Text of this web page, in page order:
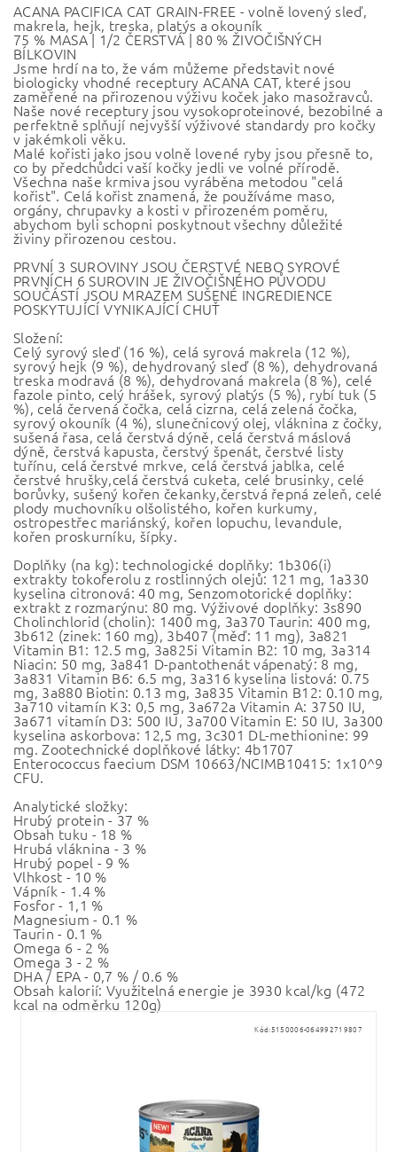
ACANA PACIFICA CAT GRAIN-FREE - volně lovený sleď,
makrela, hejk, treska, platýs a okouník
75 % MASA | 1/2 ČERSTVÁ | 80 % ŽIVOČIŠNÝCH
BÍLKOVIN
Jsme hrdí na to, že vám můžeme představit nové
biologicky vhodné receptury ACANA CAT, které jsou
zaměřené na přirozenou výživu koček jako masožravců.
Naše nové receptury jsou vysokoproteinové, bezobilné a
perfektně splňují nejvyšší výživové standardy pro kočky
v jakémkoli věku.
Malé kořisti jako jsou volně lovené ryby jsou přesně to,
co by předchůdci vaší kočky jedli ve volné přírodě.
Všechna naše krmiva jsou vyráběna metodou "celá
kořist". Celá kořist znamená, že používáme maso,
orgány, chrupavky a kosti v přirozeném poměru,
abychom byli schopni poskytnout všechny důležité
živiny přirozenou cestou.
PRVNÍ 3 SUROVINY JSOU ČERSTVÉ NEBO SYROVÉ
PRVNÍCH 6 SUROVIN JE ŽIVOČIŠNÉHO PŮVODU
SOUČÁSTÍ JSOU MRAZEM SUŠENÉ INGREDIENCE
POSKYTUJÍCÍ VYNIKAJÍCÍ CHUŤ
Složení:
Celý syrový sleď (16 %), celá syrová makrela (12 %),
syrový hejk (9 %), dehydrovaný sleď (8 %), dehydrovaná
treska modravá (8 %), dehydrovaná makrela (8 %), celé
fazole pinto, celý hrášek, syrový platýs (5 %), rybí tuk (5
%), celá červená čočka, celá cizrna, celá zelená čočka,
syrový okouník (4 %), slunečnicový olej, vláknina z čočky,
sušená řasa, celá čerstvá dýně, celá čerstvá máslová
dýně, čerstvá kapusta, čerstvý špenát, čerstvé listy
tuřínu, celá čerstvé mrkve, celá čerstvá jablka, celé
čerstvé hrušky,celá čerstvá cuketa, celé brusinky, celé
borůvky, sušený kořen čekanky,čerstvá řepná zeleň, celé
plody muchovníku olšolistého, kořen kurkumy,
ostropestřec mariánský, kořen lopuchu, levandule,
kořen proskurníku, šípky.
Doplňky (na kg): technologické doplňky: 1b306(i)
extrakty tokoferolu z rostlinných olejů: 121 mg, 1a330
kyselina citronová: 40 mg, Senzomotorické doplňky:
extrakt z rozmarýnu: 80 mg. Výživové doplňky: 3s890
Cholinchlorid (cholin): 1400 mg, 3a370 Taurin: 400 mg,
3b612 (zinek: 160 mg), 3b407 (měď: 11 mg), 3a821
Vitamin B1: 12.5 mg, 3a825i Vitamin B2: 10 mg, 3a314
Niacin: 50 mg, 3a841 D-pantothenát vápenatý: 8 mg,
3a831 Vitamin B6: 6.5 mg, 3a316 kyselina listová: 0.75
mg, 3a880 Biotin: 0.13 mg, 3a835 Vitamin B12: 0.10 mg,
3a710 vitamín K3: 0,5 mg, 3a672a Vitamin A: 3750 IU,
3a671 vitamín D3: 500 IU, 3a700 Vitamin E: 50 IU, 3a300
kyselina askorbova: 12,5 mg, 3c301 DL-methionine: 99
mg. Zootechnické doplňkové látky: 4b1707
Enterococcus faecium DSM 10663/NCIMB10415: 1x10^9
CFU.
Analytické složky:
Hrubý protein - 37 %
Obsah tuku - 18 %
Hrubá vláknina - 3 %
Hrubý popel - 9 %
Vlhkost - 10 %
Vápník - 1.4 %
Fosfor - 1,1 %
Magnesium - 0.1 %
Taurin - 0.1 %
Omega 6 - 2 %
Omega 3 - 2 %
DHA / EPA - 0,7 % / 0.6 %
Obsah kalorií: Využitelná energie je 3930 kcal/kg (472
kcal na odměrku 120g)
Kód:5150006-064992719807